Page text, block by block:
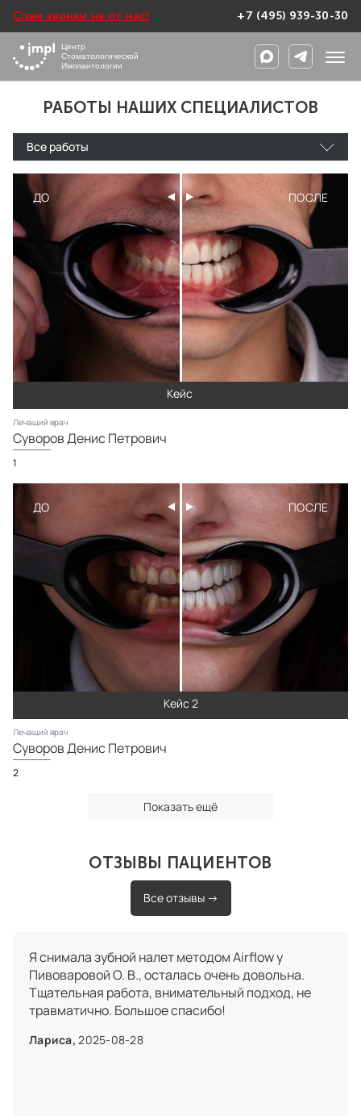
Спам звонки не от нас! +7 (495) 939-30-30
Центр
Стоматологической
Имплантологии
РАБОТЫ НАШИХ СПЕЦИАЛИСТОВ
Все работы
Кейс
Лечащий врач
Суворов Денис Петрович
1
Кейс 2
Лечащий врач
Суворов Денис Петрович
2
Показать ещё
ОТЗЫВЫ ПАЦИЕНТОВ
Все отзывы →
Я снимала зубной налет методом Airflow у
Пивоваровой О. В., осталась очень довольна.
Тщательная работа, внимательный подход, не
травматично. Большое спасибо!
Лариса, 2025-08-28